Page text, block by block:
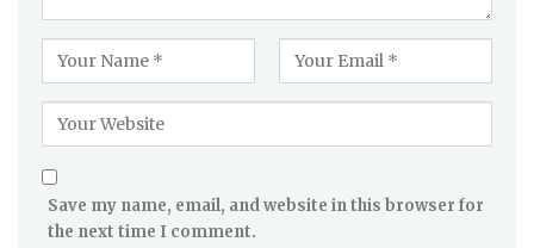
Save my name, email, and website in this browser for
the next time I comment.